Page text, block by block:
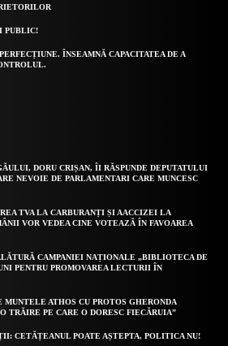
PUBLIC!
ÎNSEAMNĂ CAPACITATEA DE A
DORU CRIȘAN, ÎI RĂSPUNDE DEPUTATULUI
NEVOIE DE PARLAMENTARI CARE MUNCESC
TVA LA CARBURANȚI ȘI AACCIZEI LA
VOR VEDEA CINE VOTEAZĂ ÎN FAVOAREA
CAMPANIEI NAȚIONALE „BIBLIOTECA DE
PENTRU PROMOVAREA LECTURII ÎN
ATHOS CU PROTOS GHERONDA
TRĂIRE PE CARE O DORESC FIECĂRUIA”
CETĂȚEANUL POATE AȘTEPTA, POLITICA NU!